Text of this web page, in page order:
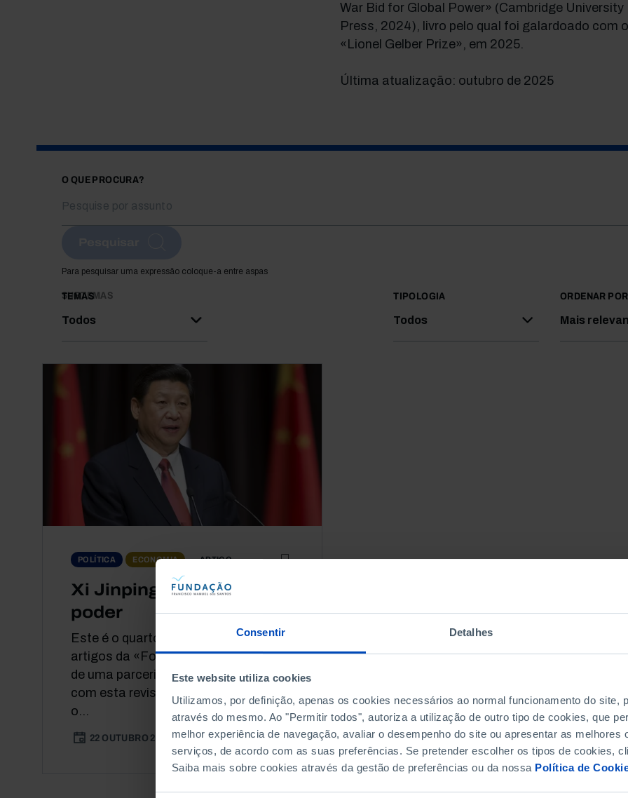
Consentir Detalhes
Este website utiliza cookies
Utilizamos, por definição, apenas os cookies necessários ao normal funcionamento do site,
através do mesmo. Ao "Permitir todos", autoriza a utilização de outro tipo de cookies, que
melhor experiência de navegação, avaliar o desempenho do site ou apresentar as melhores
serviços, de acordo com as suas preferências. Se pretender escolher os tipos de cookies,
Saiba mais sobre cookies através da gestão de preferências ou da nossa Política de
War Bid for Global Power» (Cambridge University
Press, 2024), livro pelo qual foi galardoado com o
«Lionel Gelber Prize», em 2025.
Última atualização: outubro de 2025
O QUE PROCURA?
Para pesquisar uma expressão coloque-a entre aspas
TEMAS
Todos
SUBTEMAS TIPOLOGIA
Todos
ORDENAR POR
Mais
POLÍTICA ECONOMIA ARTIGO
Xi Jinping: palavreado e
poder
Este é o quarto de uma série de
artigos da «Foreign Policy», ao abrigo
de uma parceria editorial da Fundação
com esta revista internacional, com
o...
22 OUTUBRO 2025 8 MIN